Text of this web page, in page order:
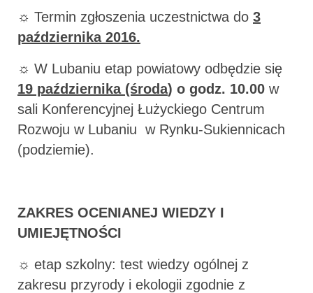
☼ Termin zgłoszenia uczestnictwa do 3
października 2016.
☼ W Lubaniu etap powiatowy odbędzie się
19 października (środa) o godz. 10.00 w
sali Konferencyjnej Łużyckiego Centrum
Rozwoju w Lubaniu w Rynku-Sukiennicach
(podziemie).
ZAKRES OCENIANEJ WIEDZY I
UMIEJĘTNOŚCI
☼ etap szkolny: test wiedzy ogólnej z
zakresu przyrody i ekologii zgodnie z